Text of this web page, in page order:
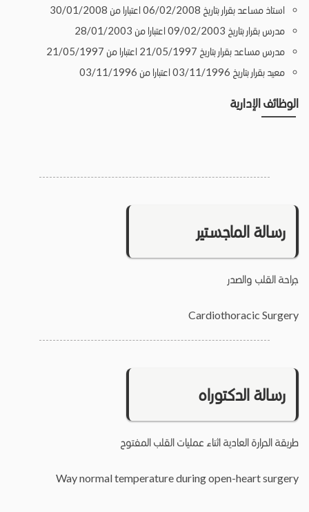
استاذ مساعد بقرار بتاريخ 06/02/2008 اعتبارا من 30/01/2008
مدرس بقرار بتاريخ 09/02/2003 اعتبارا من 28/01/2003
مدرس مساعد بقرار بتاريخ 21/05/1997 اعتبارا من 21/05/1997
معيد بقرار بتاريخ 03/11/1996 اعتبارا من 03/11/1996
الوظائف الإدارية
رسالة الماجستير
جراحة القلب والصدر
Cardiothoracic Surgery
رسالة الدكتوراه
طريقة الحرارة العادية اثناء عمليات القلب المفتوح
Way normal temperature during open-heart surgery